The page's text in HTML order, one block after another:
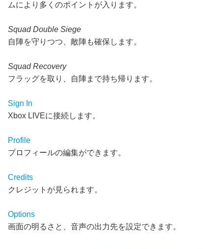
ムにより多くのポイントが入ります。
Squad Double Siege
自陣を守りつつ、敵陣も確保します。
Squad Recovery
フラッグを取り、自陣まで持ち帰ります。
Sign In
Xbox LIVEに接続します。
Profile
プロフィールの編集ができます。
Credits
クレジットが見られます。
Options
画面の明るさと、音声の出力先を設定できます。